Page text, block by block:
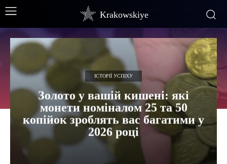
Krakowskiye
ІСТОРІЇ УСПІХУ
Золото у вашій кишені: які
монети номіналом 25 та 50
копійок зроблять вас багатими у
2026 році